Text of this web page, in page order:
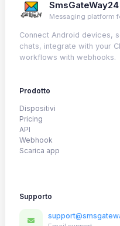
SmsGateWay24
Messaging platform
Connect Android devices,
chats, integrate with your
workflows with webhooks.
Prodotto
Dispositivi
Pricing
API
Webhook
Scarica app
Supporto